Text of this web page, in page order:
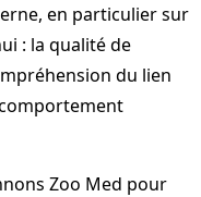
en particulier sur
: la qualité de
du lien
Zoo Med pour